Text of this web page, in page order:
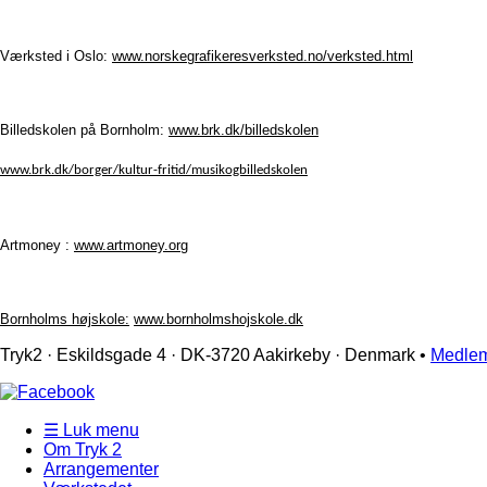
Værksted i Oslo: www.norskegrafikeresverksted.no/verksted.html
Billedskolen på Bornholm: www.brk.dk/billedskolen
www.brk.dk/borger/kultur-fritid/musikogbilledskolen
Artmoney : www.artmoney.org
Bornholms højskole: www.bornholmshojskole.dk
Tryk2 · Eskildsgade 4 ­· DK-3720 Aakirkeby · Denmark •
☰ Luk menu
Om Tryk 2
Arrangementer